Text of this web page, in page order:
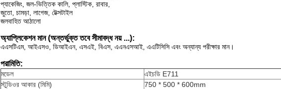
প্যাকেজিং, জল-ভিত্তিক কালি, প্লাস্টিক, রাবার,
জুতো, চামড়া, লাগেজ, টেক্সটাইল
জলবাহিত আঠালো
অ্যাপ্লিকেশন মান (অন্তর্ভুক্ত তবে সীমাবদ্ধ নয় ...):
এএসটিএম, আইএসও, ডিআইএন, এসএই, বিএস, এএনএসআই, এএটিসিসি এবং অন্যান্য পরীক্ষার মান।
পরামিতি:
মডেল
এইচডি E711
স্টুডিওর আকার (মিমি)
750 * 500 * 600mm